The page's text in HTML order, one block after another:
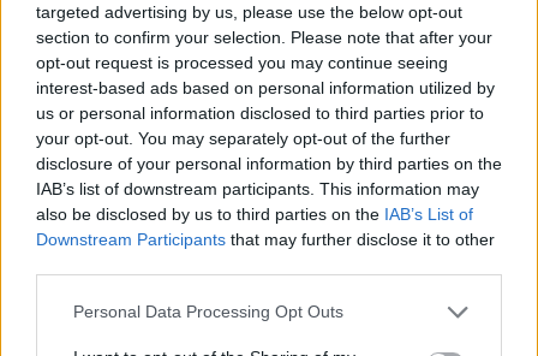
targeted advertising by us, please use the below opt-out
section to confirm your selection. Please note that after your
opt-out request is processed you may continue seeing
interest-based ads based on personal information utilized by
us or personal information disclosed to third parties prior to
your opt-out. You may separately opt-out of the further
disclosure of your personal information by third parties on the
IAB’s list of downstream participants. This information may
also be disclosed by us to third parties on the IAB’s List of
Downstream Participants that may further disclose it to other
Personal Data Processing Opt Outs
Remontais rūpinasi UAB „Virdaleka“, o rangos vertė
beveik 789 tūkst. eurų.
Klaipėdos miesto socialinės paramos centras
netrukus atvers duris naujose, erdvesnėse patalpose
Smiltelės g. 14. Iš dabartinių patalpų Miesto
poliklinikos pastate persikeliantis centras kurs
patogesnes darbo sąlygas darbuotojams.
erdvės, bet ir bendros zonos susitikimams ir